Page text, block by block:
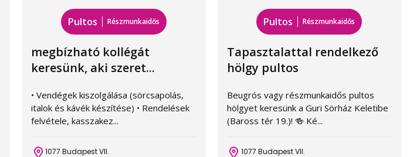
Pultos Részmunkaidős
megbízható kollégát
keresünk, aki szeret...
• Vendégek kiszolgálása (sörcsapolás,
italok és kávék készítése) • Rendelések
felvétele, kasszakez...
1077 Budapest VII.
Pultos Részmunkaidős
Tapasztalattal rendelkező
hölgy pultos
Beugrós vagy részmunkaidős pultos
hölgyet keresünk a Guri Sörház Keletibe
(Baross tér 19.)! 🍻 Ké...
1077 Budapest VII.